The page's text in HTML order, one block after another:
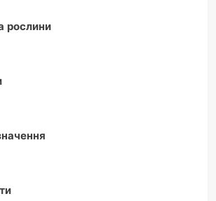
рослини